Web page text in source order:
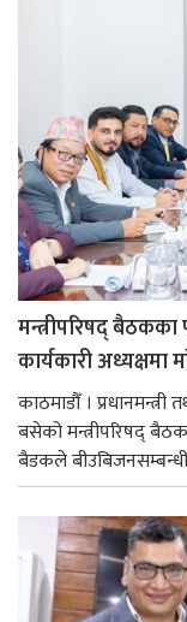
मन्त्रीपरिषद् बैठकका
कार्यकारी अध्यक्षमा
काठमाडौँ । प्रधानमन्त्री
बसेको मन्त्रीपरिषद्
बैडकले